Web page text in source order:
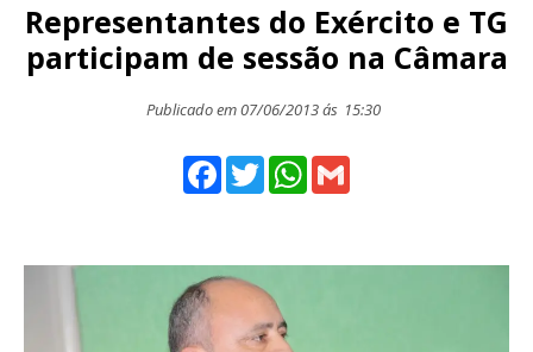
Representantes do Exército e TG
participam de sessão na Câmara
Publicado em 07/06/2013 ás 15:30
Facebook
TwitterWhatsApp